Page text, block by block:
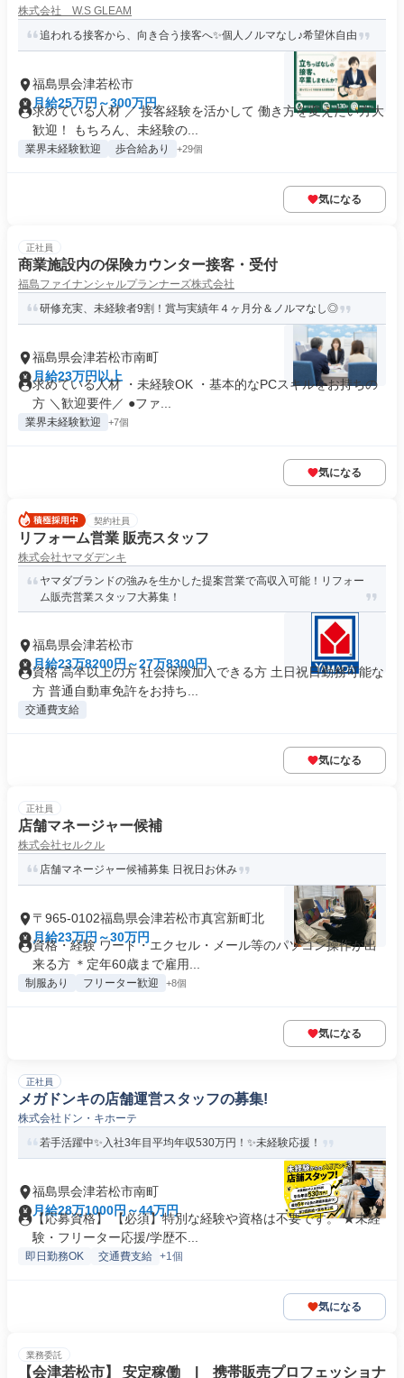
株式会社 W.S GLEAM
追われる接客から、向き合う接客へ✨個人ノルマなし♪希望休自由
福島県会津若松市
月給25万円～300万円
求めている人材 ／ 接客経験を活かして 働き方を変えたい方大
歓迎！ もちろん、未経験の...
業界未経験歓迎 歩合給あり +29個
気になる
正社員
商業施設内の保険カウンター接客・受付
福島ファイナンシャルプランナーズ株式会社
研修充実、未経験者9割！賞与実績年４ヶ月分＆ノルマなし◎
福島県会津若松市南町
月給23万円以上
求めている人材 ・未経験OK ・基本的なPCスキルをお持ちの
方 ＼歓迎要件／ ●ファ...
業界未経験歓迎 +7個
気になる
契約社員
リフォーム営業 販売スタッフ
株式会社ヤマダデンキ
ヤマダブランドの強みを生かした提案営業で高収入可能！リフォー
ム販売営業スタッフ大募集！
福島県会津若松市
月給23万8200円～27万8300円
資格 高卒以上の方 社会保険加入できる方 土日祝日勤務可能な
方 普通自動車免許をお持ち...
交通費支給
気になる
正社員
店舗マネージャー候補
株式会社セルクル
店舗マネージャー候補募集 日祝日お休み
〒965-0102福島県会津若松市真宮新町北
月給23万円～30万円
資格・経験 ワード・エクセル・メール等のパソコン操作が出
来る方 ＊定年60歳まで雇用...
制服あり フリーター歓迎 +8個
気になる
正社員
メガドンキの店舗運営スタッフの募集!
株式会社ドン・キホーテ
若手活躍中✨入社3年目平均年収530万円！✨未経験応援！
福島県会津若松市南町
月給28万1000円～44万円
【応募資格】 【必須】特別な経験や資格は不要です。 ★未経
験・フリーター応援/学歴不...
即日勤務OK 交通費支給 +1個
気になる
業務委託
【会津若松市】 安定稼働 | 携帯販売プロフェッショナ